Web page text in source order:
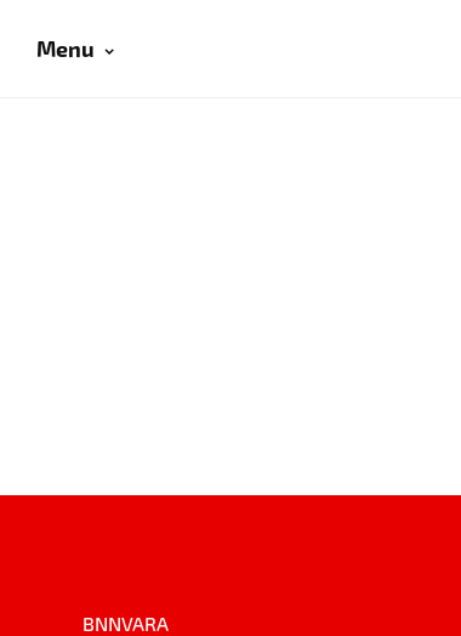
Menu
BNNVARA